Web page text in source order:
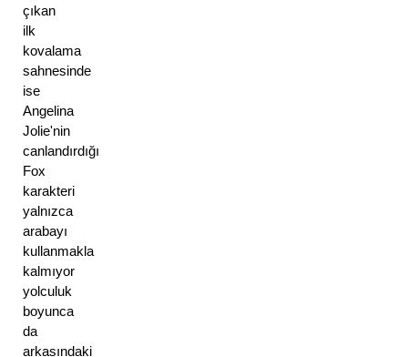
çıkan
ilk
kovalama
sahnesinde
ise
Angelina
Jolie'nin
canlandırdığı
Fox
karakteri
yalnızca
arabayı
kullanmakla
kalmıyor
yolculuk
boyunca
da
arkasındaki